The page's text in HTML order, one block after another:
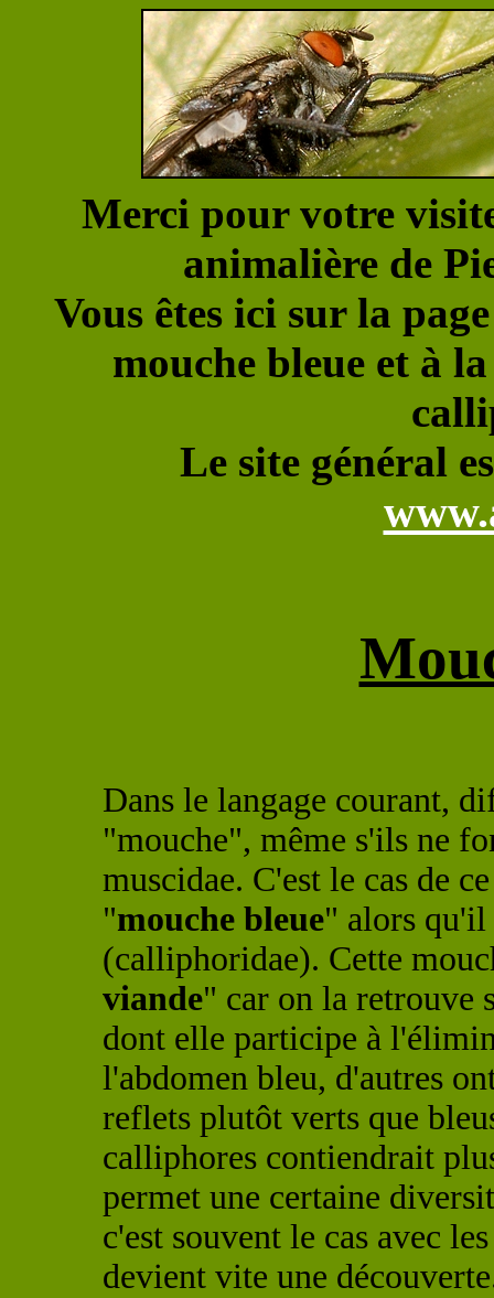
Merci pour votre
animalière de
Vous êtes ici sur la
mouche bleue et à
Le site général
Dans le langage courant,
"mouche", même s'ils ne
muscidae. C'est le cas de
"mouche bleue" alors qu'il
(calliphoridae). Cette
viande" car on la retrouve
dont elle participe à
l'abdomen bleu, d'autres
reflets plutôt verts que
calliphores contiendrait
permet une certaine
c'est souvent le cas avec
devient vite une